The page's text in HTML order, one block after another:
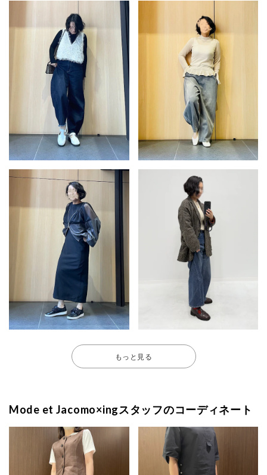
もっと見る
Mode et Jacomo×ingスタッフのコーディネート